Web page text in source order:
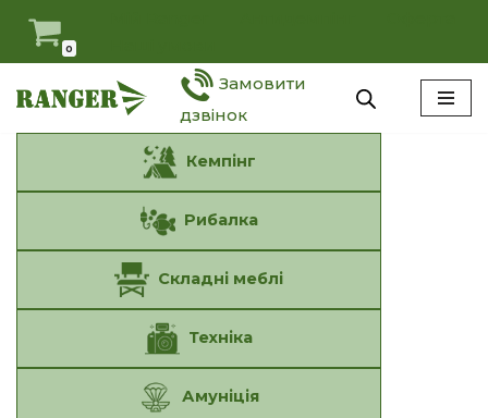
Перейти
до
вмісту
0
Замовити
дзвінок
Кемпінг
Рибалка
Складні меблі
Техніка
Амуніція